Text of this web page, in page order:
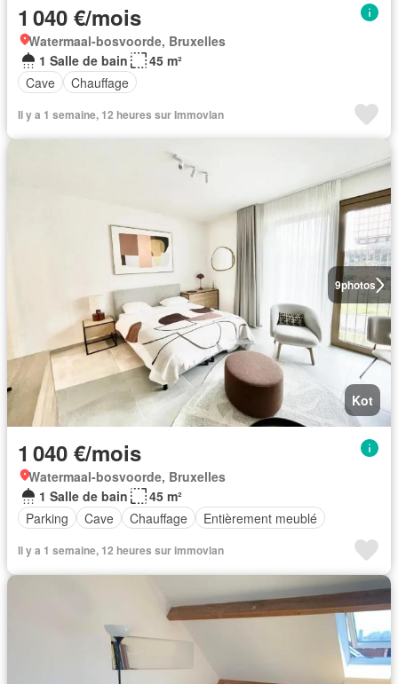
1 040 €/mois
Watermaal-bosvoorde, Bruxelles
1 Salle de bain
45 m²
Cave
Chauffage
Il y a 1 semaine, 12 heures sur Immovlan
9photos
Kot
1 040 €/mois
Watermaal-bosvoorde, Bruxelles
1 Salle de bain
45 m²
Parking
Cave Chauffage Entièrement meublé
Il y a 1 semaine, 12 heures sur immovlan